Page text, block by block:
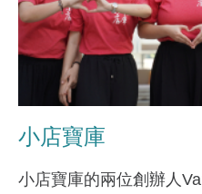
小店寶庫
小店寶庫的兩位創辦人